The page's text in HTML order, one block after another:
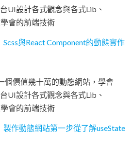
UI設計各式觀念與各式Lib、
會的前端技術
Scss與React Component的動態實作
個價值幾十萬的動態網站，學會
UI設計各式觀念與各式Lib、
會的前端技術
製作動態網站第一步從了解useState